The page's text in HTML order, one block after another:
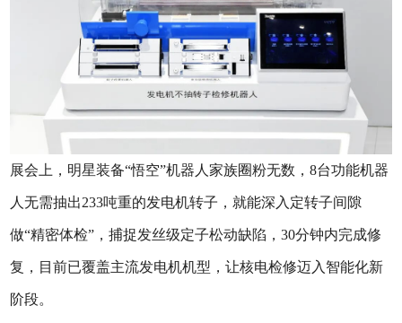
展会上，明星装备“悟空”机器人家族圈粉无数，8台功能机器
人无需抽出233吨重的发电机转子，就能深入定转子间隙
做“精密体检”，捕捉发丝级定子松动缺陷，30分钟内完成修
复，目前已覆盖主流发电机机型，让核电检修迈入智能化新
阶段。